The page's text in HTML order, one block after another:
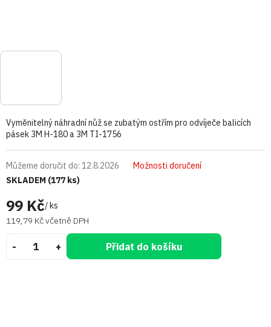
99 Kč/ ks
119,79 Kč včetně DPH
SKLADEM (177 ks)
Můžeme doručit do: 12.8.2026 Možnosti doručení
Přidat do košíku
Vyměnitelný náhradní nůž se zubatým ostřím pro odvíječe balicích
pásek 3M H-180 a 3M TI-1756